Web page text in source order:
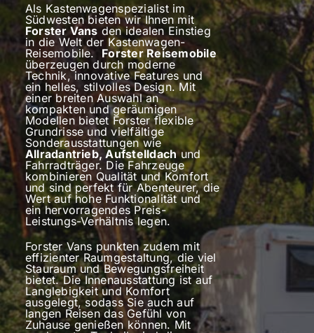
Als Kastenwagenspezialist im
Südwesten bieten wir Ihnen mit
Forster Vans den idealen Einstieg
in die Welt der Kastenwagen-
Reisemobile. Forster Reisemobile
überzeugen durch moderne
Technik, innovative Features und
ein helles, stilvolles Design. Mit
einer breiten Auswahl an
kompakten und geräumigen
Modellen bietet Forster flexible
Grundrisse und vielfältige
Sonderausstattungen wie
Allradantrieb, Aufstelldachund
Fahrradträger. Die Fahrzeuge
kombinieren Qualität und Komfort
und sind perfekt für Abenteurer, die
Wert auf hohe Funktionalität und
ein hervorragendes Preis-
Leistungs-Verhältnis legen.
Forster Vans punkten zudem mit
effizienter Raumgestaltung, die viel
Stauraum und Bewegungsfreiheit
bietet. Die Innenausstattung ist auf
Langlebigkeit und Komfort
ausgelegt, sodass Sie auch auf
langen Reisen das Gefühl von
Zuhause genießen können. Mit